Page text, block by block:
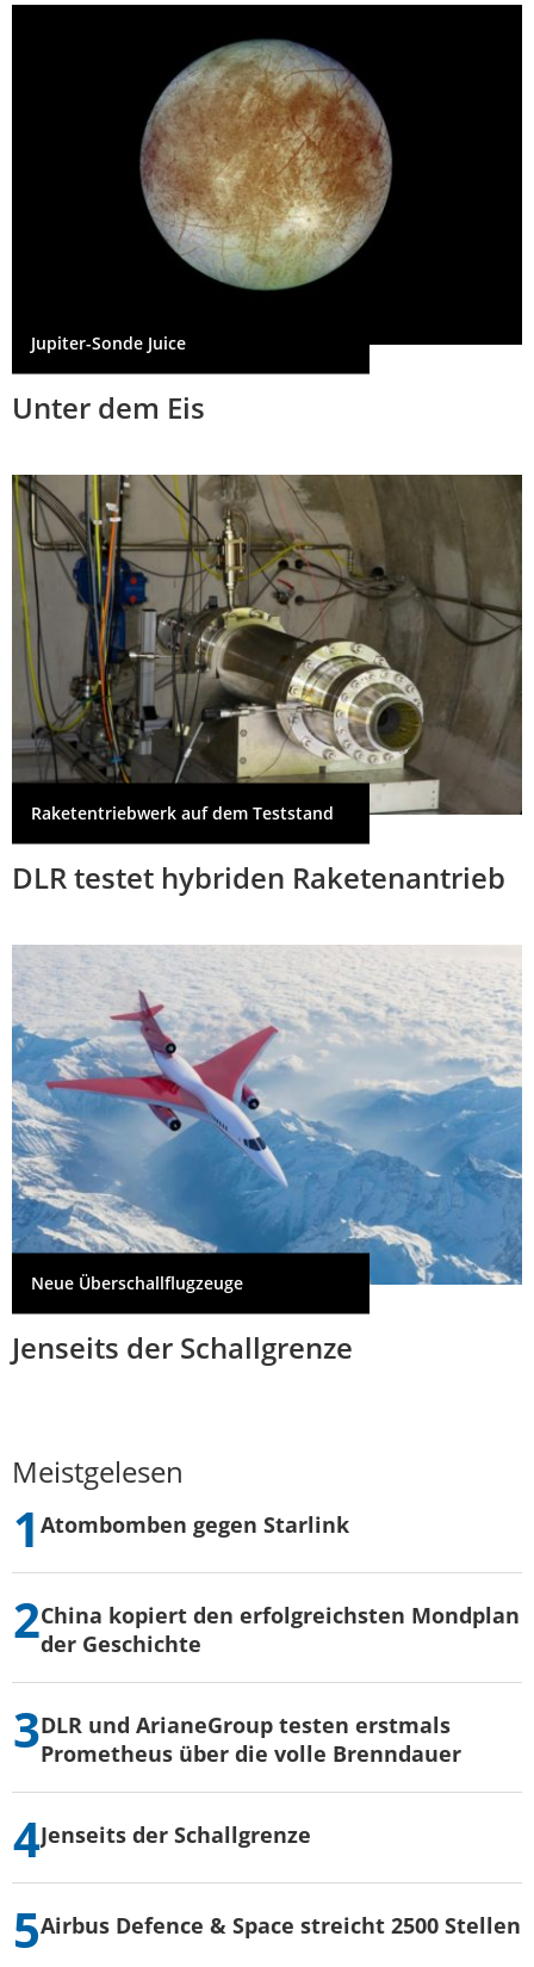
Jupiter-Sonde Juice
Unter dem Eis
Raketentriebwerk auf dem Teststand
DLR testet hybriden Raketenantrieb
Neue Überschallflugzeuge
Jenseits der Schallgrenze
Meistgelesen
Atombomben gegen Starlink
China kopiert den erfolgreichsten Mondplan
der Geschichte
DLR und ArianeGroup testen erstmals
Prometheus über die volle Brenndauer
Jenseits der Schallgrenze
Airbus Defence & Space streicht 2500 Stellen